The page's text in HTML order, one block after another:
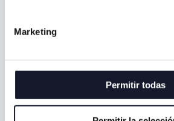
Marketing
Permitir todas
Dinos tu preferencia de día y hora. Nos